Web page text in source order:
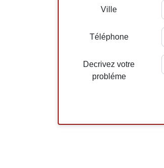
Ville
Téléphone
Decrivez votre
probléme